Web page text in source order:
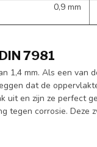
0,9 mm
7981
1,4 mm. Als een
dat de
uit en zijn ze perfect
tegen corrosie.